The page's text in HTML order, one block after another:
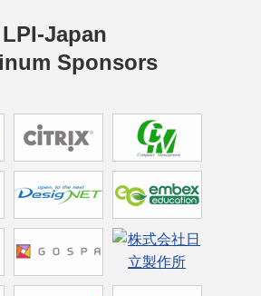
LPI-Japan
Sponsors